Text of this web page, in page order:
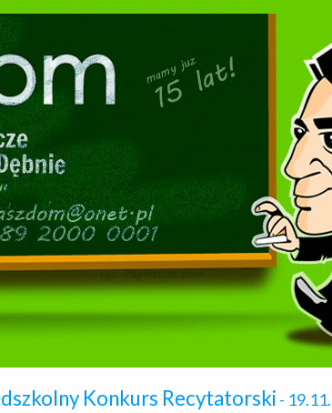
Konkurs Recytatorski -